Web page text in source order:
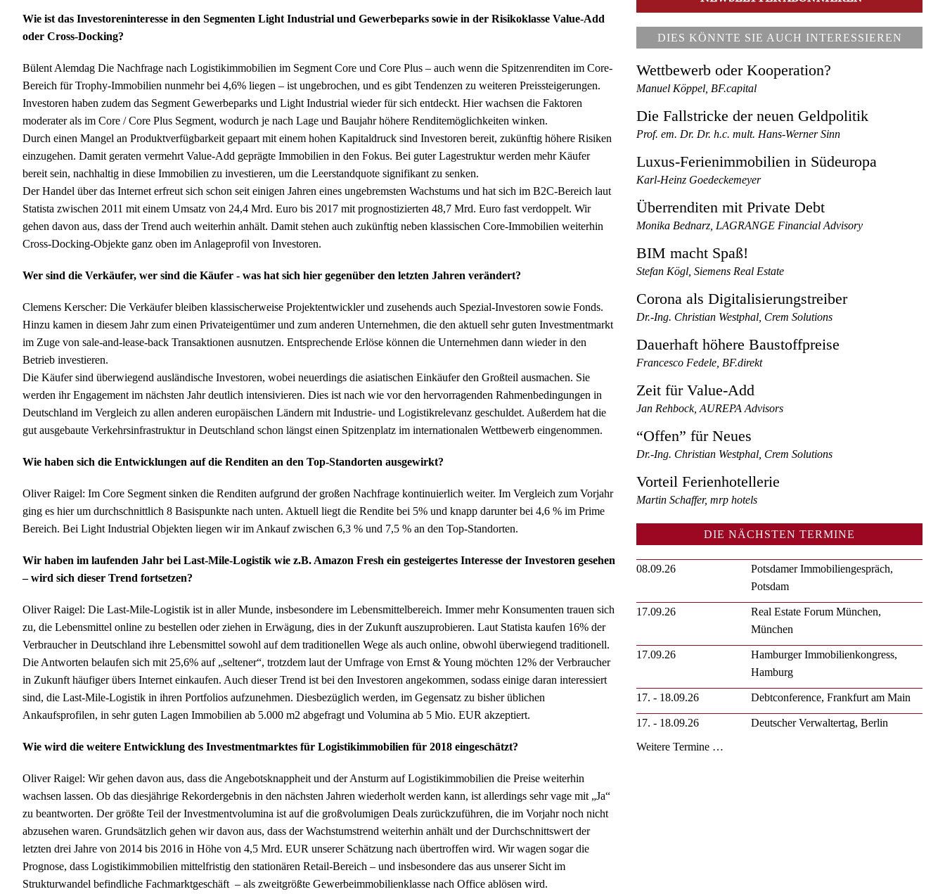
Wie ist das Investoreninteresse in den Segmenten Light Industrial und Gewerbeparks sowie in der Risikoklasse Value-Add
oder Cross-Docking?
Bülent Alemdag Die Nachfrage nach Logistikimmobilien im Segment Core und Core Plus – auch wenn die Spitzenrenditen im Core-
Bereich für Trophy-Immobilien nunmehr bei 4,6% liegen – ist ungebrochen, und es gibt Tendenzen zu weiteren Preissteigerungen.
Investoren haben zudem das Segment Gewerbeparks und Light Industrial wieder für sich entdeckt. Hier wachsen die Faktoren
moderater als im Core / Core Plus Segment, wodurch je nach Lage und Baujahr höhere Renditemöglichkeiten winken.
Durch einen Mangel an Produktverfügbarkeit gepaart mit einem hohen Kapitaldruck sind Investoren bereit, zukünftig höhere Risiken
einzugehen. Damit geraten vermehrt Value-Add geprägte Immobilien in den Fokus. Bei guter Lagestruktur werden mehr Käufer
bereit sein, nachhaltig in diese Immobilien zu investieren, um die Leerstandquote signifikant zu senken.
Der Handel über das Internet erfreut sich schon seit einigen Jahren eines ungebremsten Wachstums und hat sich im B2C-Bereich laut
Statista zwischen 2011 mit einem Umsatz von 24,4 Mrd. Euro bis 2017 mit prognostizierten 48,7 Mrd. Euro fast verdoppelt. Wir
gehen davon aus, dass der Trend auch weiterhin anhält. Damit stehen auch zukünftig neben klassischen Core-Immobilien weiterhin
Cross-Docking-Objekte ganz oben im Anlageprofil von Investoren.
Wer sind die Verkäufer, wer sind die Käufer - was hat sich hier gegenüber den letzten Jahren verändert?
Clemens Kerscher: Die Verkäufer bleiben klassischerweise Projektentwickler und zusehends auch Spezial-Investoren sowie Fonds.
Hinzu kamen in diesem Jahr zum einen Privateigentümer und zum anderen Unternehmen, die den aktuell sehr guten Investmentmarkt
im Zuge von sale-and-lease-back Transaktionen ausnutzen. Entsprechende Erlöse können die Unternehmen dann wieder in den
Betrieb investieren.
Die Käufer sind überwiegend ausländische Investoren, wobei neuerdings die asiatischen Einkäufer den Großteil ausmachen. Sie
werden ihr Engagement im nächsten Jahr deutlich intensivieren. Dies ist nach wie vor den hervorragenden Rahmenbedingungen in
Deutschland im Vergleich zu allen anderen europäischen Ländern mit Industrie- und Logistikrelevanz geschuldet. Außerdem hat die
gut ausgebaute Verkehrsinfrastruktur in Deutschland schon längst einen Spitzenplatz im internationalen Wettbewerb eingenommen.
Wie haben sich die Entwicklungen auf die Renditen an den Top-Standorten ausgewirkt?
Oliver Raigel: Im Core Segment sinken die Renditen aufgrund der großen Nachfrage kontinuierlich weiter. Im Vergleich zum Vorjahr
ging es hier um durchschnittlich 8 Basispunkte nach unten. Aktuell liegt die Rendite bei 5% und knapp darunter bei 4,6 % im Prime
Bereich. Bei Light Industrial Objekten liegen wir im Ankauf zwischen 6,3 % und 7,5 % an den Top-Standorten.
Wir haben im laufenden Jahr bei Last-Mile-Logistik wie z.B. Amazon Fresh ein gesteigertes Interesse der Investoren gesehen
– wird sich dieser Trend fortsetzen?
Oliver Raigel: Die Last-Mile-Logistik ist in aller Munde, insbesondere im Lebensmittelbereich. Immer mehr Konsumenten trauen sich
zu, die Lebensmittel online zu bestellen oder ziehen in Erwägung, dies in der Zukunft auszuprobieren. Laut Statista kaufen 16% der
Verbraucher in Deutschland ihre Lebensmittel sowohl auf dem traditionellen Wege als auch online, obwohl überwiegend traditionell.
Die Antworten belaufen sich mit 25,6% auf „seltener“, trotzdem laut der Umfrage von Ernst & Young möchten 12% der Verbraucher
in Zukunft häufiger übers Internet einkaufen. Auch dieser Trend ist bei den Investoren angekommen, sodass einige daran interessiert
sind, die Last-Mile-Logistik in ihren Portfolios aufzunehmen. Diesbezüglich werden, im Gegensatz zu bisher üblichen
Ankaufsprofilen, in sehr guten Lagen Immobilien ab 5.000 m2 abgefragt und Volumina ab 5 Mio. EUR akzeptiert.
Wie wird die weitere Entwicklung des Investmentmarktes für Logistikimmobilien für 2018 eingeschätzt?
Oliver Raigel: Wir gehen davon aus, dass die Angebotsknappheit und der Ansturm auf Logistikimmobilien die Preise weiterhin
wachsen lassen. Ob das diesjährige Rekordergebnis in den nächsten Jahren wiederholt werden kann, ist allerdings sehr vage mit „Ja“
zu beantworten. Der größte Teil der Investmentvolumina ist auf die großvolumigen Deals zurückzuführen, die im Vorjahr noch nicht
abzusehen waren. Grundsätzlich gehen wir davon aus, dass der Wachstumstrend weiterhin anhält und der Durchschnittswert der
letzten drei Jahre von 2014 bis 2016 in Höhe von 4,5 Mrd. EUR unserer Schätzung nach übertroffen wird. Wir wagen sogar die
Prognose, dass Logistikimmobilien mittelfristig den stationären Retail-Bereich – und insbesondere das aus unserer Sicht im
Strukturwandel befindliche Fachmarktgeschäft – als zweitgrößte Gewerbeimmobilienklasse nach Office ablösen wird.
DIES KÖNNTE SIE AUCH INTERESSIEREN
Wettbewerb oder Kooperation?
Manuel Köppel, BF.capital
Die Fallstricke der neuen Geldpolitik
Prof. em. Dr. Dr. h.c. mult. Hans-Werner Sinn
Luxus-Ferienimmobilien in Südeuropa
Karl-Heinz Goedeckemeyer
Überrenditen mit Private Debt
Monika Bednarz, LAGRANGE Financial Advisory
BIM macht Spaß!
Stefan Kögl, Siemens Real Estate
Corona als Digitalisierungstreiber
Dr.-Ing. Christian Westphal, Crem Solutions
Dauerhaft höhere Baustoffpreise
Francesco Fedele, BF.direkt
Zeit für Value-Add
Jan Rehbock, AUREPA Advisors
“Offen” für Neues
Dr.-Ing. Christian Westphal, Crem Solutions
Vorteil Ferienhotellerie
Martin Schaffer, mrp hotels
DIE NÄCHSTEN TERMINE
08.09.26
Potsdamer Immobiliengespräch,
Potsdam
17.09.26
Real Estate Forum München,
München
17.09.26
Hamburger Immobilienkongress,
Hamburg
17. - 18.09.26 Debtconference, Frankfurt am Main
17. - 18.09.26
Deutscher Verwaltertag, Berlin
Weitere Termine …